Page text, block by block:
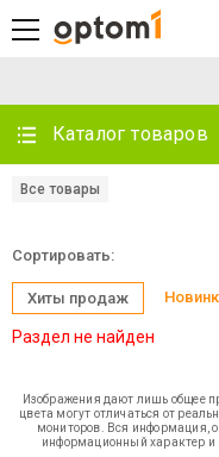
Каталог товаров
Все товары
Сортировать:
Хиты продаж
Раздел не найден
Изображения дают лишь общее
цвета могут отличаться от
мониторов. Вся информация,
информационный характер и